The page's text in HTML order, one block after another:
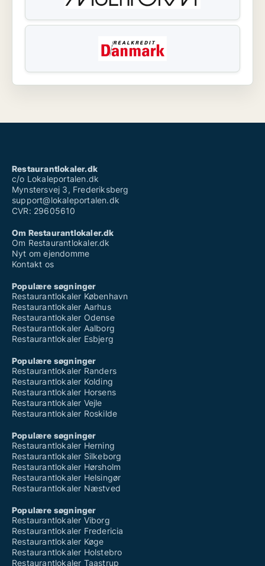
Restaurantlokaler.dk
c/o Lokaleportalen.dk
Mynstersvej 3, Frederiksberg
support@lokaleportalen.dk
CVR: 29605610
Om Restaurantlokaler.dk
Om Restaurantlokaler.dk
Nyt om ejendomme
Kontakt os
Populære søgninger
Restaurantlokaler København
Restaurantlokaler Aarhus
Restaurantlokaler Odense
Restaurantlokaler Aalborg
Restaurantlokaler Esbjerg
Populære søgninger
Restaurantlokaler Randers
Restaurantlokaler Kolding
Restaurantlokaler Horsens
Restaurantlokaler Vejle
Restaurantlokaler Roskilde
Populære søgninger
Restaurantlokaler Herning
Restaurantlokaler Silkeborg
Restaurantlokaler Hørsholm
Restaurantlokaler Helsingør
Restaurantlokaler Næstved
Populære søgninger
Restaurantlokaler Viborg
Restaurantlokaler Fredericia
Restaurantlokaler Køge
Restaurantlokaler Holstebro
Restaurantlokaler Taastrup